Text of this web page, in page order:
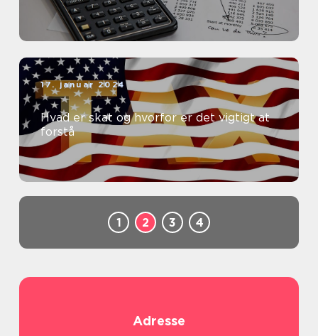
17. januar 2024
Hvad er skat og hvorfor er det vigtigt at
forstå
1 2 3 4
Adresse